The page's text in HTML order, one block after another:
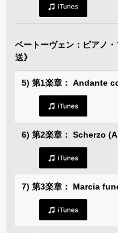
ベートーヴェン：ピアノ
送》
5) 第1楽章： Andante
6) 第2楽章： Scherzo
7) 第3楽章： Marcia